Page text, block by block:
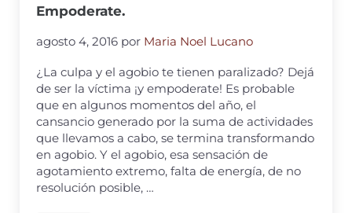
Empoderate.
agosto 4, 2016 por Maria Noel Lucano
¿La culpa y el agobio te tienen paralizado? Dejá
de ser la víctima ¡y empoderate! Es probable
que en algunos momentos del año, el
cansancio generado por la suma de actividades
que llevamos a cabo, se termina transformando
en agobio. Y el agobio, esa sensación de
agotamiento extremo, falta de energía, de no
resolución posible, …